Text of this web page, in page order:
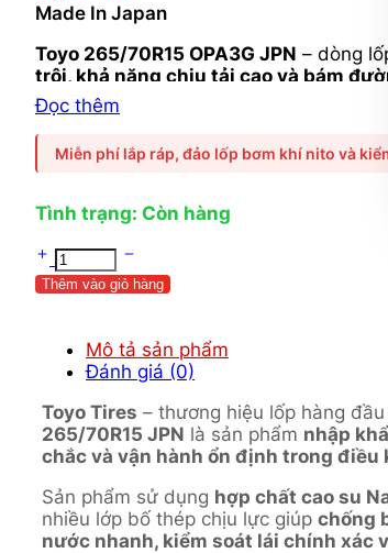
Made In Japan
Toyo 265/70R15 OPA3G JPN – dòng
trội, khả năng chịu tải cao và bám
Standard)
Nissan Navara, Mitsubishi Triton,
Đọc thêm
Miễn phí lắp ráp, đảo lốp bơm khí nito và
Tình trạng: Còn hàng
Thêm vào giỏ hàng
Mô tả sản phẩm
Đánh giá (0)
Toyo Tires – thương hiệu lốp hàng
265/70R15 JPN là sản phẩm nhập
chắc và vận hành ổn định trong
Sản phẩm sử dụng hợp chất cao su
nhiều lớp bố thép chịu lực giúp chống
nước nhanh, kiểm soát lái chính xác